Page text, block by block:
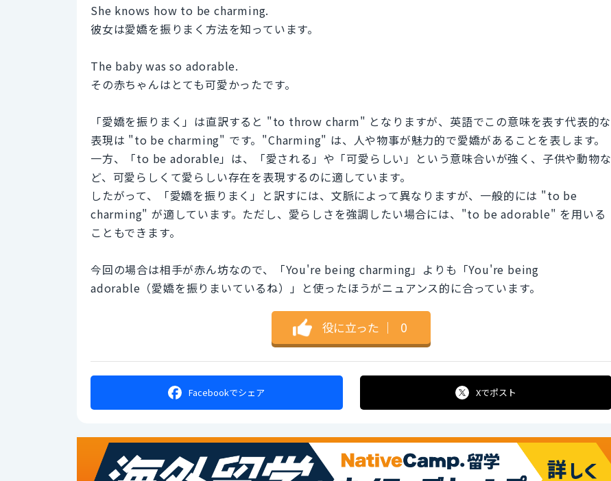
She knows how to be charming.
彼女は愛嬌を振りまく方法を知っています。
The baby was so adorable.
その赤ちゃんはとても可愛かったです。
「愛嬌を振りまく」は直訳すると "to throw charm" となりますが、英語でこの意味を表す代表的な
表現は "to be charming" です。"Charming" は、人や物事が魅力的で愛嬌があることを表します。
一方、「to be adorable」は、「愛される」や「可愛らしい」という意味合いが強く、子供や動物な
ど、可愛らしくて愛らしい存在を表現するのに適しています。
したがって、「愛嬌を振りまく」と訳すには、文脈によって異なりますが、一般的には "to be
charming" が適しています。ただし、愛らしさを強調したい場合には、"to be adorable" を用いる
こともできます。
今回の場合は相手が赤ん坊なので、「You're being charming」よりも「You're being
adorable（愛嬌を振りまいているね）」と使ったほうがニュアンス的に合っています。
役に立った ｜ 0
Facebookでシェア Xでポスト